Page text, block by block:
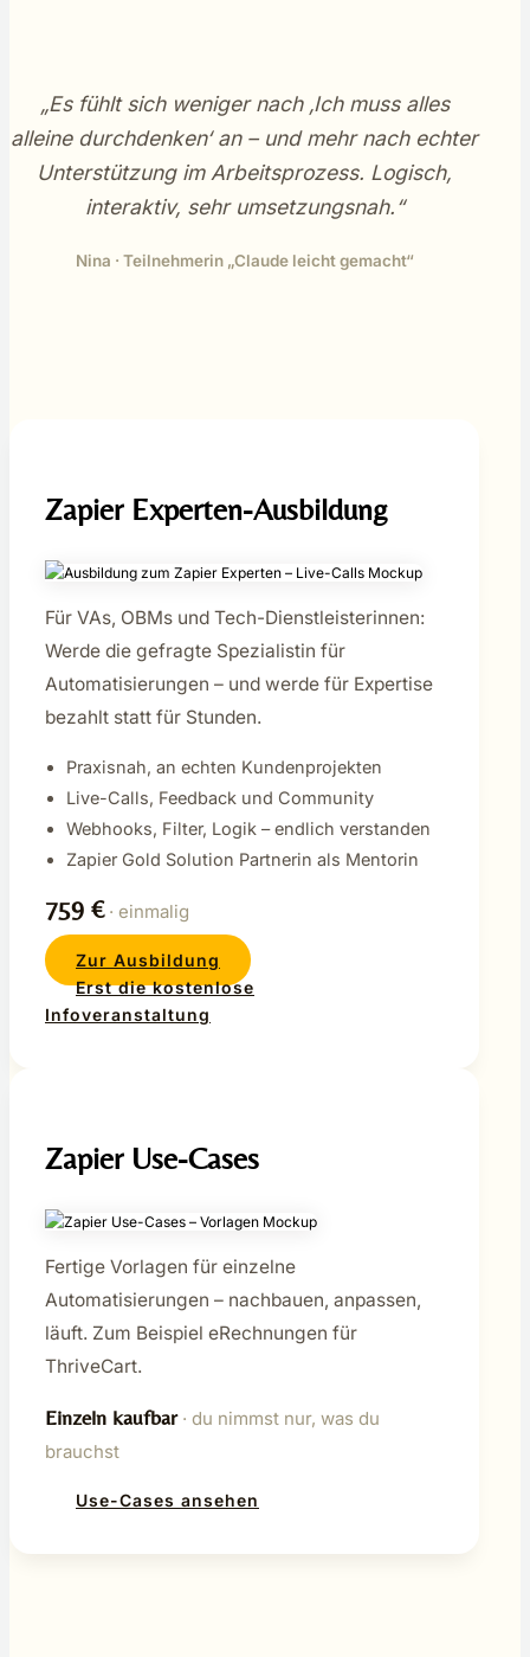
„Es fühlt sich weniger nach ‚Ich muss alles
alleine durchdenken‘ an – und mehr nach echter
Unterstützung im Arbeitsprozess. Logisch,
interaktiv, sehr umsetzungsnah.“
Nina · Teilnehmerin „Claude leicht gemacht“
Zapier Experten-Ausbildung
Für VAs, OBMs und Tech-Dienstleisterinnen:
Werde die gefragte Spezialistin für
Automatisierungen – und werde für Expertise
bezahlt statt für Stunden.
Praxisnah, an echten Kundenprojekten
Live-Calls, Feedback und Community
Webhooks, Filter, Logik – endlich verstanden
Zapier Gold Solution Partnerin als Mentorin
759 € · einmalig
Zur Ausbildung
Erst die kostenlose
Infoveranstaltung
Zapier Use-Cases
Fertige Vorlagen für einzelne
Automatisierungen – nachbauen, anpassen,
läuft. Zum Beispiel eRechnungen für
ThriveCart.
Einzeln kaufbar · du nimmst nur, was du
brauchst
Use-Cases ansehen